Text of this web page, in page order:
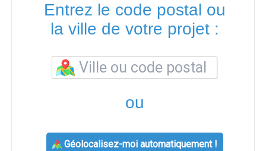
Entrez le code postal ou
la ville de votre projet :
ou
Géolocalisez-moi automatiquement !